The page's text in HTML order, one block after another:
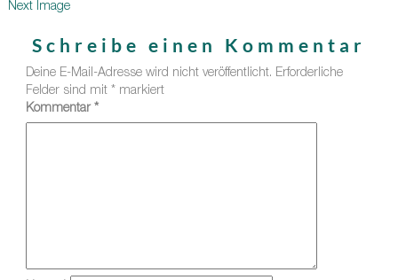
Next Image
Schreibe einen Kommentar
Deine E-Mail-Adresse wird nicht veröffentlicht. Erforderliche
Felder sind mit * markiert
Kommentar *